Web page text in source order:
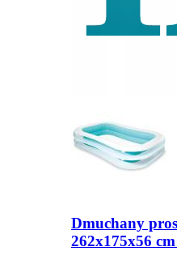
Dmuchany
262x175x56